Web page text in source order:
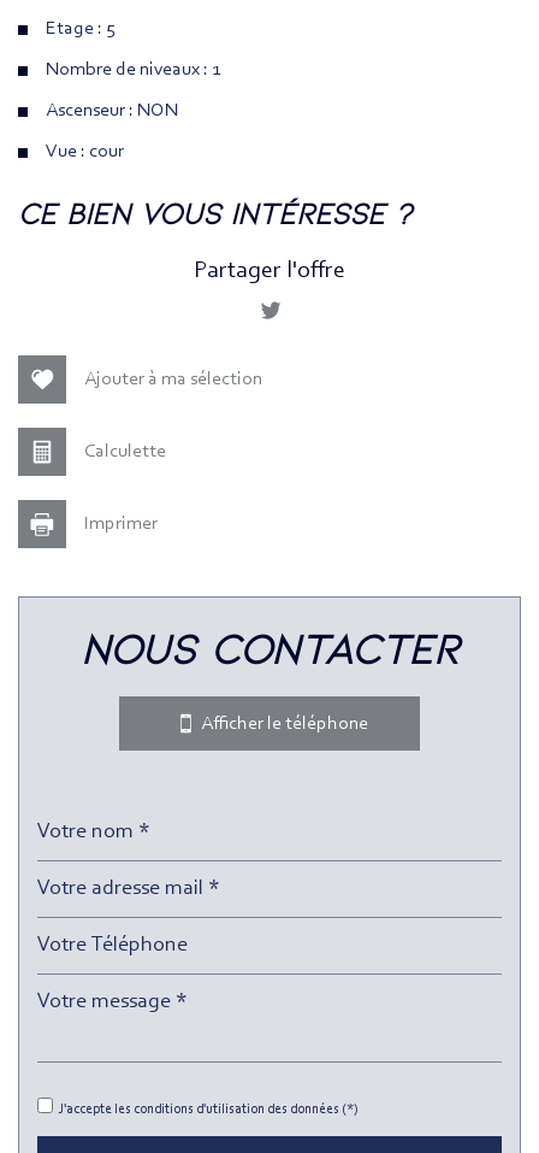
Etage : 5
Nombre de niveaux : 1
Ascenseur : NON
Vue : cour
la ville de paris (75010)
Bar
École maternelle
Enseignement supérieur
Bureau de poste
statistiques
ce bien vous intéresse ?
Partager l'offre
Ajouter à ma sélection
Calculette
Imprimer
nous contacter
Afficher le téléphone
J'accepte les conditions d'utilisation des données (*)